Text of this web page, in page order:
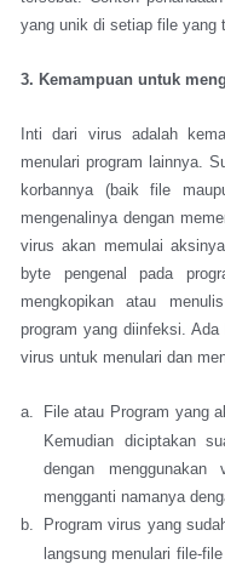
yang unik di setiap file yang
3. Kemampuan untuk
Inti dari virus adalah
menulari program lainnya.
korbannya (baik file
mengenalinya dengan
virus akan memulai
byte pengenal pada
mengkopikan atau
program yang diinfeksi.
virus untuk menulari dan
a.
File atau Program yang
Kemudian diciptakan
dengan
mengganti namanya
b.
Program virus yang
langsung menulari file-